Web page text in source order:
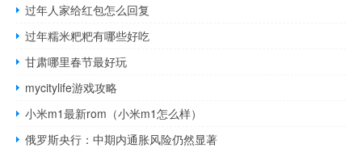
过年人家给红包怎么回复
过年糯米粑粑有哪些好吃
甘肃哪里春节最好玩
mycitylife游戏攻略
小米m1最新rom（小米m1怎么样）
俄罗斯央行：中期内通胀风险仍然显著